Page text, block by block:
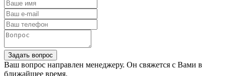
Задать вопрос
Ваш вопрос направлен менеджеру. Он свяжется с Вами в
ближайшее время.